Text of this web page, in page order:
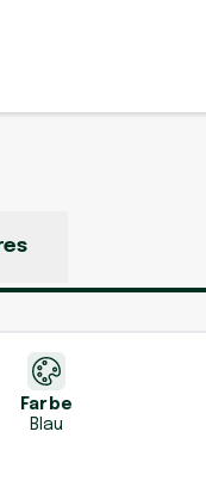
Farbe
Blau